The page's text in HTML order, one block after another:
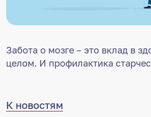
Забота о мозге – это вклад в
целом. И профилактика
К новостям